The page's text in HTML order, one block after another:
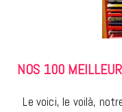
NOS 100
Le voici, le voilà,